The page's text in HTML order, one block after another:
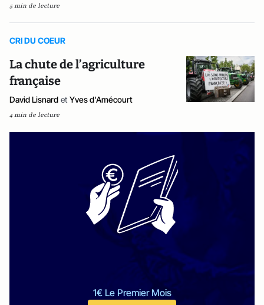
5 min de lecture
CRI DU COEUR
La chute de l’agriculture
française
David Lisnard et Yves d'Amécourt
4 min de lecture
1€ Le Premier Mois